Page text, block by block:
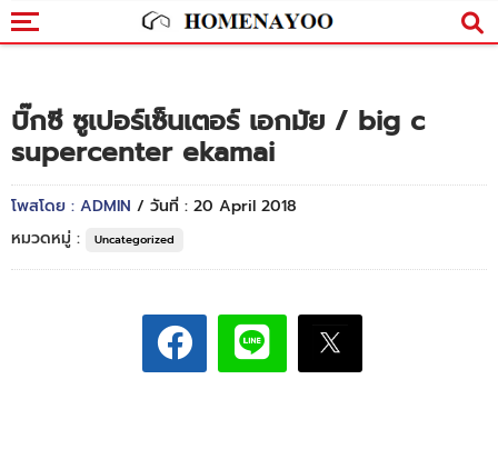
บิ๊กซี ซูเปอร์เซ็นเตอร์ เอกมัย / big c
supercenter ekamai
โพสโดย : ADMIN / วันที่ : 20 April 2018
หมวดหมู่ :
Uncategorized